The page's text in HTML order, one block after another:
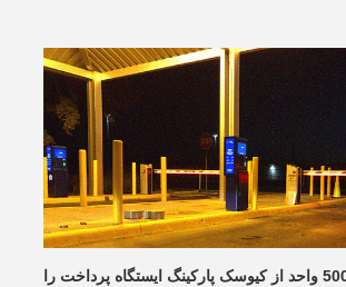
LKS بیش از 500 واحد از کیوسک پارکینگ ایستگاه پرداخت را